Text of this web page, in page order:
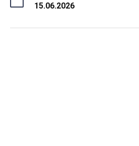
15.06.2026